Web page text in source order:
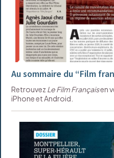
Au sommaire du “Film
Retrouvez Le Film Françaisen
iPhone et Android.